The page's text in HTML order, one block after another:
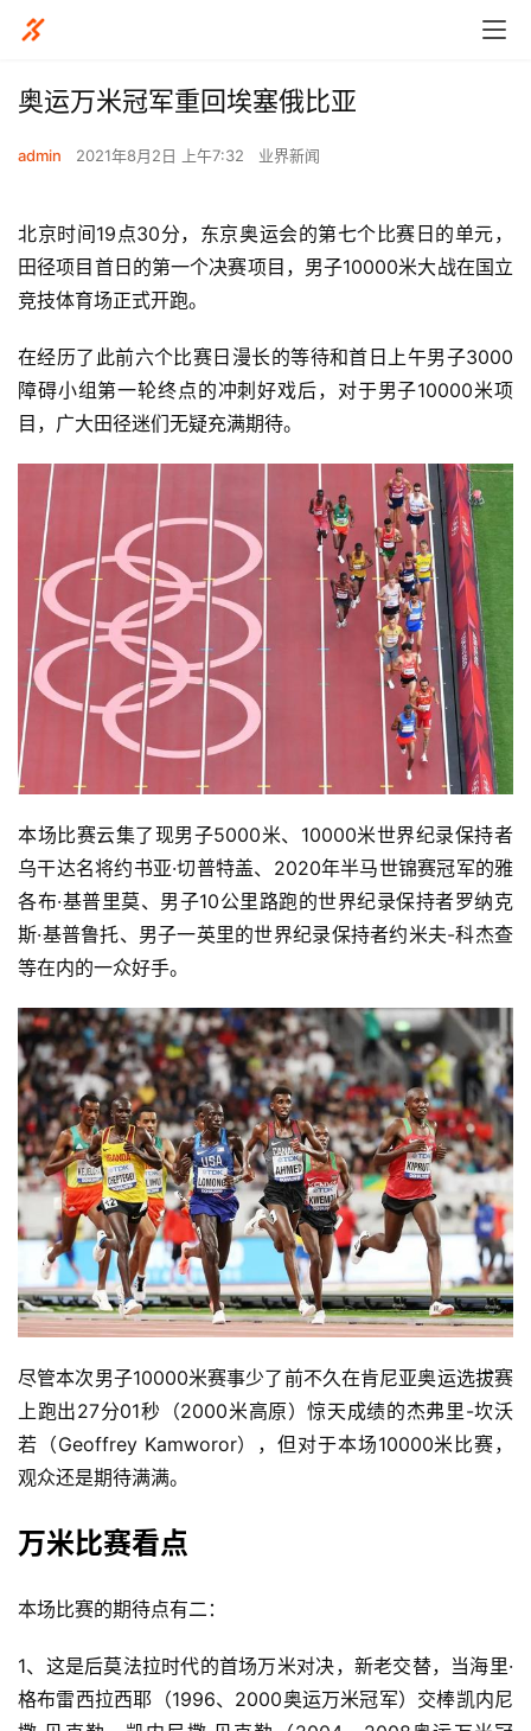
奥运万米冠军重回埃塞俄比亚
admin 2021年8月2日 上午7:32 业界新闻
北京时间19点30分，东京奥运会的第七个比赛日的单元，
田径项目首日的第一个决赛项目，男子10000米大战在国立
竞技体育场正式开跑。
在经历了此前六个比赛日漫长的等待和首日上午男子3000
障碍小组第一轮终点的冲刺好戏后，对于男子10000米项
目，广大田径迷们无疑充满期待。
本场比赛云集了现男子5000米、10000米世界纪录保持者
乌干达名将约书亚·切普特盖、2020年半马世锦赛冠军的雅
各布·基普里莫、男子10公里路跑的世界纪录保持者罗纳克
斯·基普鲁托、男子一英里的世界纪录保持者约米夫-科杰查
等在内的一众好手。
尽管本次男子10000米赛事少了前不久在肯尼亚奥运选拔赛
上跑出27分01秒（2000米高原）惊天成绩的杰弗里-坎沃
若（Geoffrey Kamworor），但对于本场10000米比赛，
观众还是期待满满。
万米比赛看点
本场比赛的期待点有二：
1、这是后莫法拉时代的首场万米对决，新老交替，当海里·
格布雷西拉西耶（1996、2000奥运万米冠军）交棒凯内尼